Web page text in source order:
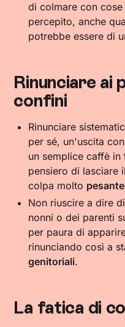
di colmare con
percepito, anche
potrebbe essere di
Rinunciare ai
confini
Rinunciare
per sé, un'uscita
un semplice caffè
pensiero di lasciare
colpa molto pesante
Non riuscire a dire
nonni o dei parenti
per paura di
rinunciando così a
genitoriali.
La fatica di